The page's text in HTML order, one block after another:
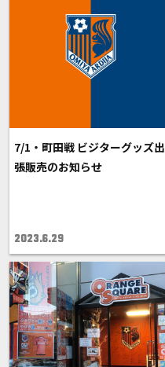
7/1・町田戦 ビジターグッズ出
張販売のお知らせ
2023.6.29